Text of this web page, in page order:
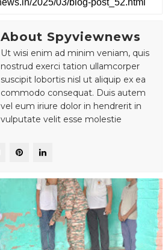
About Spyviewnews
Ut wisi enim ad minim veniam, quis
nostrud exerci tation ullamcorper
suscipit lobortis nisl ut aliquip ex ea
commodo consequat. Duis autem
vel eum iriure dolor in hendrerit in
vulputate velit esse molestie